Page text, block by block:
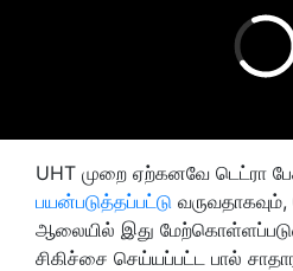
UHT முறை ஏற்கனவே டெட்ரா
பயன்படுத்தப்பட்டு
ஆலையில் இது
சிகிச்சை செய்யப்பட்ட பால்